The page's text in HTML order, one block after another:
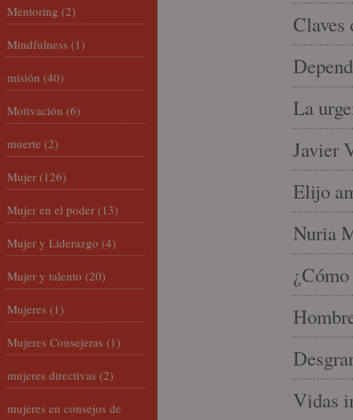
Claves
La
Javier
Elijo
Nuria
Vidas
Mentoring (2)
Mindfulness (1)
misión (40)
Motivación (6)
muerte (2)
Mujer (126)
Mujer en el poder (13)
Mujer y Liderazgo (4)
Mujer y talento (20)
Mujeres (1)
Mujeres Consejeras (1)
mujeres directivas (2)
mujeres en consejos de